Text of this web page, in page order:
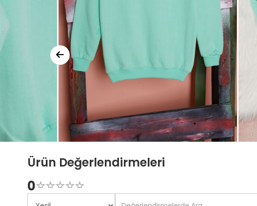
Ürün Değerlendirmeleri
0☆☆☆☆☆
★★★★★